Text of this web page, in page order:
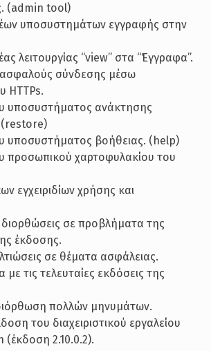
(admin tool)
υποσυστημάτων εγγραφής στην
λειτουργίας “view” στα “Έγγραφα”.
σύνδεσης μέσω
HTTPs.
υποσυστήματος ανάκτησης
υποσυστήματος βοήθειας. (help)
προσωπικού χαρτοφυλακίου του
εγχειριδίων χρήσης και
διορθώσεις σε προβλήματα της
έκδοσης.
σε θέματα ασφάλειας.
τις τελευταίες εκδόσεις της
πολλών μηνυμάτων.
του διαχειριστικού εργαλείου
2.10.0.2).